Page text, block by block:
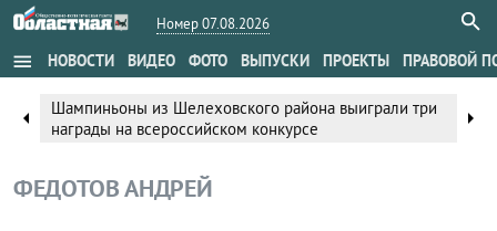
Номер 07.08.2026
menu НОВОСТИ ВИДЕО ФОТО ВЫПУСКИ ПРОЕКТЫ ПРАВОВОЙ
arrow_left
Фестиваль «Унгинская баранина – энергия степей»
проходит в Нукутском округе
arrow_right
ФЕДОТОВ АНДРЕЙ